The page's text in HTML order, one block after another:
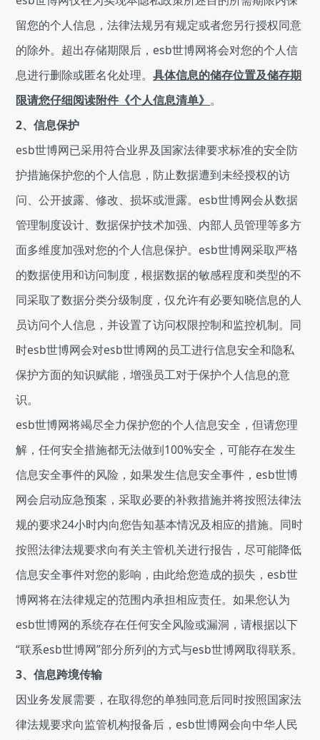
留您的个人信息，法律法规另有规定或者您另行授权同意
的除外。超出存储期限后，esb世博网将会对您的个人信
息进行删除或匿名化处理。具体信息的储存位置及储存期
限请您仔细阅读附件《个人信息清单》 。
2、信息保护
esb世博网已采用符合业界及国家法律要求标准的安全防
护措施保护您的个人信息，防止数据遭到未经授权的访
问、公开披露、修改、损坏或泄露。esb世博网会从数据
管理制度设计、数据保护技术加强、内部人员管理等多方
面多维度加强对您的个人信息保护。esb世博网采取严格
的数据使用和访问制度，根据数据的敏感程度和类型的不
同采取了数据分类分级制度，仅允许有必要知晓信息的人
员访问个人信息，并设置了访问权限控制和监控机制。同
时esb世博网会对esb世博网的员工进行信息安全和隐私
保护方面的知识赋能，增强员工对于保护个人信息的意
识。
esb世博网将竭尽全力保护您的个人信息安全，但请您理
解，任何安全措施都无法做到100%安全，可能存在发生
信息安全事件的风险，如果发生信息安全事件，esb世博
网会启动应急预案，采取必要的补救措施并将按照法律法
规的要求24小时内向您告知基本情况及相应的措施。同时
按照法律法规要求向有关主管机关进行报告，尽可能降低
信息安全事件对您的影响，由此给您造成的损失，esb世
博网将在法律规定的范围内承担相应责任。如果您认为
esb世博网的系统存在任何安全风险或漏洞，请根据以下
“联系esb世博网”部分所列的方式与esb世博网取得联系。
3、信息跨境传输
因业务发展需要，在取得您的单独同意后同时按照国家法
律法规要求向监管机构报备后，esb世博网会向中华人民